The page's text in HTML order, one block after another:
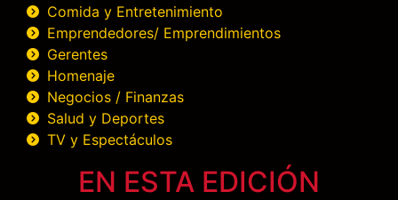
Comida y Entretenimiento
Emprendedores/ Emprendimientos
Gerentes
Homenaje
Negocios / Finanzas
Salud y Deportes
TV y Espectáculos
EN ESTA EDICIÓN